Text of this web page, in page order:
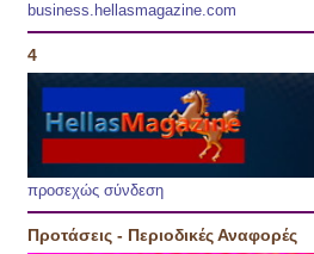
business.hellasmagazine.com
4
προσεχώς σύνδεση
Προτάσεις - Περιοδικές Αναφορές